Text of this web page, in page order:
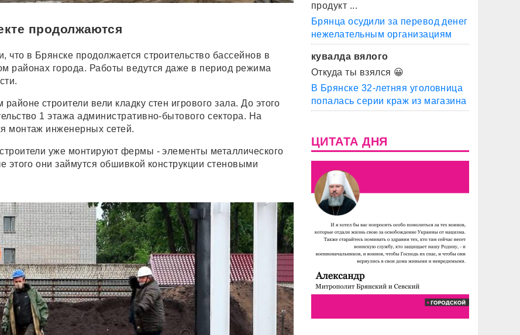
продолжаются
что в Брянске продолжается строительство бассейнов в
районах города. Работы ведутся даже в период режима
строители вели кладку стен игрового зала. До этого
1 этажа административно-бытового сектора. На
монтаж инженерных сетей.
уже монтируют фермы - элементы металлического
этого они займутся обшивкой конструкции стеновыми
продукт ...
Брянца осудили за перевод денег
нежелательным организациям
кувалда вялого
Откуда ты взялся 😀
В Брянске 32-летняя уголовница
попалась серии краж из магазина
ЦИТАТА ДНЯ